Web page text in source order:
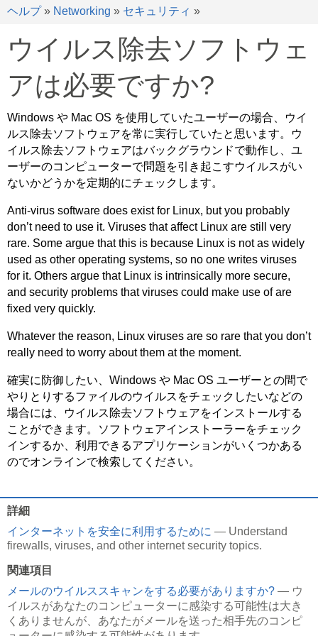
ヘルプ» Networking » セキュリティ »
ウイルス除去ソフトウェ
アは必要ですか?
Windows や Mac OS を使用していたユーザーの場合、ウイ
ルス除去ソフトウェアを常に実行していたと思います。ウ
イルス除去ソフトウェアはバックグラウンドで動作し、ユ
ーザーのコンピューターで問題を引き起こすウイルスがい
ないかどうかを定期的にチェックします。
Anti-virus software does exist for Linux, but you probably
don’t need to use it. Viruses that affect Linux are still very
rare. Some argue that this is because Linux is not as widely
used as other operating systems, so no one writes viruses
for it. Others argue that Linux is intrinsically more secure,
and security problems that viruses could make use of are
fixed very quickly.
Whatever the reason, Linux viruses are so rare that you don’t
really need to worry about them at the moment.
確実に防御したい、Windows や Mac OS ユーザーとの間で
やりとりするファイルのウイルスをチェックしたいなどの
場合には、ウイルス除去ソフトウェアをインストールする
ことができます。ソフトウェアインストーラーをチェック
インするか、利用できるアプリケーションがいくつかある
のでオンラインで検索してください。
詳細
インターネットを安全に利用するために — Understand
firewalls, viruses, and other internet security topics.
関連項目
メールのウイルススキャンをする必要がありますか? — ウ
イルスがあなたのコンピューターに感染する可能性は大き
くありませんが、あなたがメールを送った相手先のコンピ